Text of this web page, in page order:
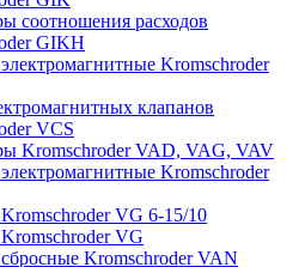
соотношения расходов
GIKH
Kromschroder
клапанов
VCS
Kromschroder VAD, VAG, VAV
Kromschroder
VG 6-15/10
VG
Kromschroder VAN